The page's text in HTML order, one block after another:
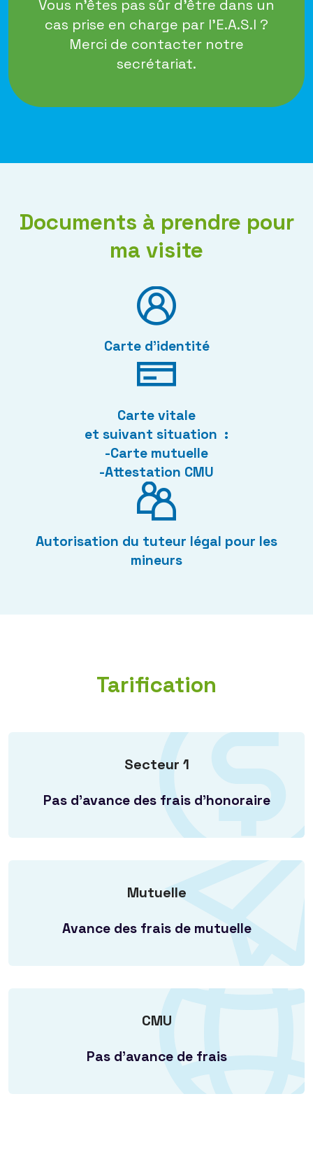
Vous n'êtes pas sûr d'être dans un
cas prise en charge par l'E.A.S.I ?
Merci de contacter notre
secrétariat.
Documents à prendre pour
ma visite
Carte d'identité
Carte vitale
et suivant situation :
-Carte mutuelle
-Attestation CMU
Autorisation du tuteur légal pour les
mineurs
Tarification
Secteur 1
Pas d'avance des frais d'honoraire
Mutuelle
Avance des frais de mutuelle
CMU
Pas d'avance de frais